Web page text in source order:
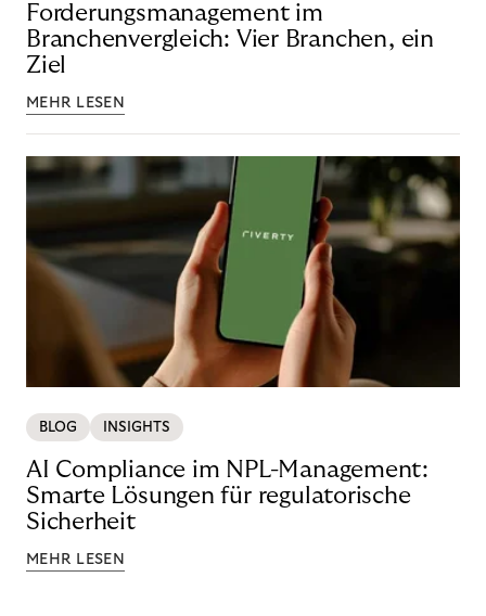
Forderungsmanagement im
Branchenvergleich: Vier Branchen, ein
Ziel
MEHR LESEN
BLOG INSIGHTS
AI Compliance im NPL-Management:
Smarte Lösungen für regulatorische
Sicherheit
MEHR LESEN